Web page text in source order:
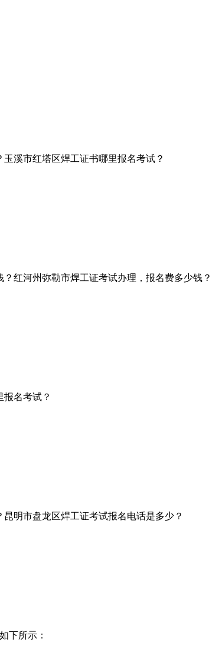
溪市红塔区焊工证书哪里报名考试？
红河州弥勒市焊工证考试办理，报名费多少钱？
名考试？
明市盘龙区焊工证考试报名电话是多少？
下所示：